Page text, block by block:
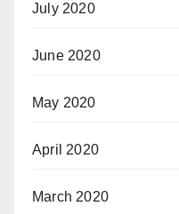
July 2020
June 2020
May 2020
April 2020
March 2020